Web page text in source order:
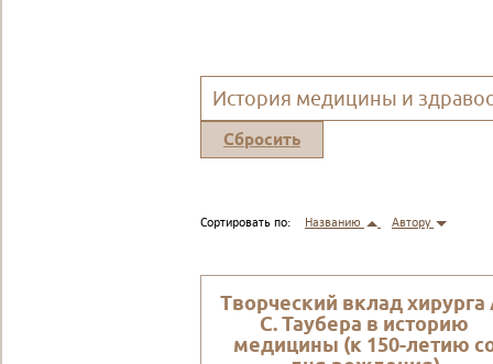
История медицины и
Сбросить
Сортировать по: Названию Автору
Творческий вклад хирурга
С. Таубера в историю
медицины (к 150-летию